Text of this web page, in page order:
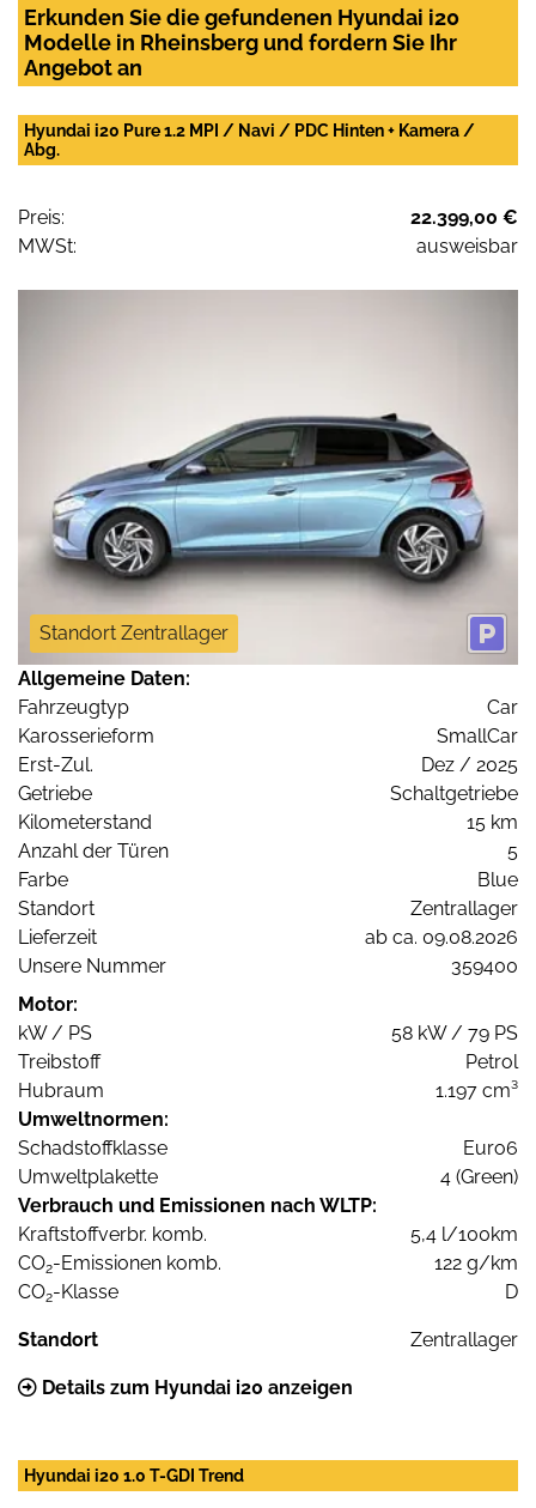
Erkunden Sie die gefundenen Hyundai i20
Modelle in Rheinsberg und fordern Sie Ihr
Angebot an
Hyundai i20 Pure 1.2 MPI / Navi / PDC Hinten + Kamera /
Abg.
Preis:
22.399,00 €
MWSt:
ausweisbar
Standort Zentrallager
Allgemeine Daten:
Fahrzeugtyp
Car
Karosserieform
SmallCar
Erst-Zul.
Dez / 2025
Getriebe
Schaltgetriebe
Kilometerstand
15 km
Anzahl der Türen
5
Farbe
Blue
Standort
Zentrallager
Lieferzeit
ab ca. 09.08.2026
Unsere Nummer
359400
Motor:
kW / PS
58 kW / 79 PS
Treibstoff
Petrol
Hubraum
1.197 cm³
Umweltnormen:
Schadstoffklasse
Euro6
Umweltplakette
4 (Green)
Verbrauch und Emissionen nach WLTP:
Kraftstoffverbr. komb.
5,4 l/100km
CO2-Emissionen komb.
122 g/km
CO2-Klasse D
Standort Zentrallager
Details zum Hyundai i20 anzeigen
Hyundai i20 1.0 T-GDI Trend